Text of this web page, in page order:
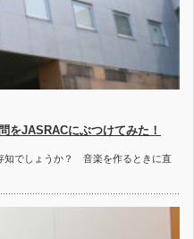
をJASRACにぶつけてみた！
知でしょうか？ 音楽を作るときに直